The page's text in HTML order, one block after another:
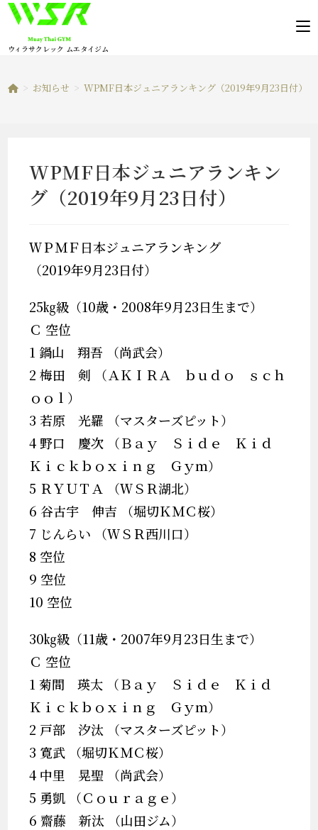
コ
ウィラサクレック ムエタイジム
> お知らせ > WPMF日本ジュニアランキング（2019年9月23日付）
WPMF日本ジュニアランキン
グ（2019年9月23日付）
ＷＰＭＦ日本ジュニアランキング
（2019年9月23日付）
25㎏級（10歳・2008年9月23日生まで）
Ｃ 空位
1 鍋山 翔吾 （尚武会）
2 梅田 剣 （ＡＫＩＲＡ ｂｕｄｏ ｓｃｈ
ｏｏｌ）
3 若原 光羅 （マスターズピット）
4 野口 慶次 （Ｂａｙ Ｓｉｄｅ Ｋｉｄ
Ｋｉｃｋｂｏｘｉｎｇ Ｇｙｍ）
5 ＲＹＵＴＡ （ＷＳＲ湖北）
6 谷古宇 伸吉 （堀切ＫＭＣ桜）
7 じんらい （ＷＳＲ西川口）
8 空位
9 空位
10 空位
30㎏級（11歳・2007年9月23日生まで）
Ｃ 空位
1 菊間 瑛太 （Ｂａｙ Ｓｉｄｅ Ｋｉｄ
Ｋｉｃｋｂｏｘｉｎｇ Ｇｙｍ）
2 戸部 汐汰 （マスターズピット）
3 寛武 （堀切ＫＭＣ桜）
4 中里 晃聖 （尚武会）
5 勇凱 （Ｃｏｕｒａｇｅ）
6 齋藤 新汰 （山田ジム）